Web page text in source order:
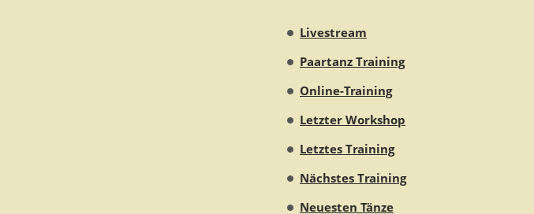
Livestream
Paartanz Training
Online-Training
Letzter Workshop
Letztes Training
Nächstes Training
Neuesten Tänze